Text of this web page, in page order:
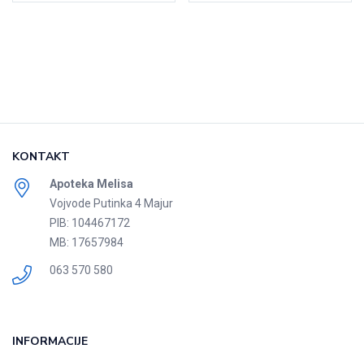
KONTAKT
Apoteka Melisa
Vojvode Putinka 4 Majur
PIB: 104467172
MB: 17657984
063 570 580
INFORMACIJE